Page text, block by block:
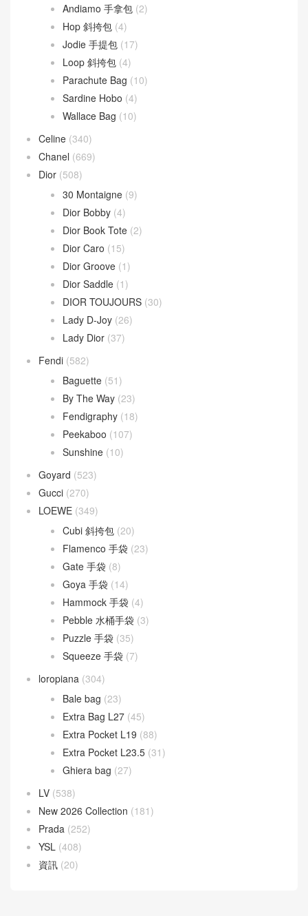
Andiamo 手拿包 (2)
Hop 斜挎包 (4)
Jodie 手提包 (17)
Loop 斜挎包 (4)
Parachute Bag (10)
Sardine Hobo (4)
Wallace Bag (10)
Celine (340)
Chanel (669)
Dior (508)
30 Montaigne (9)
Dior Bobby (4)
Dior Book Tote (2)
Dior Caro (15)
Dior Groove (1)
Dior Saddle (1)
DIOR TOUJOURS (30)
Lady D-Joy (26)
Lady Dior (37)
Fendi (582)
Baguette (51)
By The Way (23)
Fendigraphy (18)
Peekaboo (107)
Sunshine (10)
Goyard (523)
Gucci (270)
LOEWE (349)
Cubi 斜挎包 (20)
Flamenco 手袋 (23)
Gate 手袋 (8)
Goya 手袋 (14)
Hammock 手袋 (4)
Pebble 水桶手袋 (3)
Puzzle 手袋 (35)
Squeeze 手袋 (7)
loropiana (304)
Bale bag (23)
Extra Bag L27 (45)
Extra Pocket L19 (88)
Extra Pocket L23.5 (31)
Ghiera bag (27)
LV (538)
New 2026 Collection (181)
Prada (252)
YSL (408)
資訊 (20)